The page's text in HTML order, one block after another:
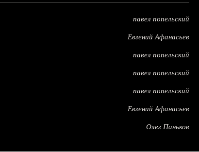
павел попельский
Евгений Афанасьев
павел попельский
павел попельский
павел попельский
Евгений Афанасьев
Олег Паньков